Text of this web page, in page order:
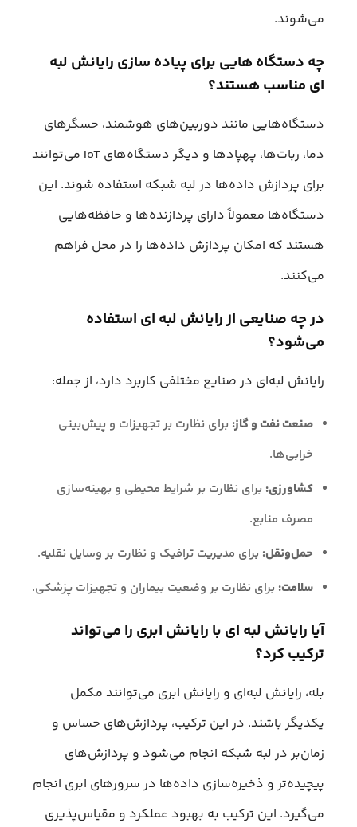
می‌شوند.
چه دستگاه هایی برای پیاده سازی رایانش لبه
ای مناسب هستند؟
دستگاه‌هایی مانند دوربین‌های هوشمند، حسگرهای
دما، ربات‌ها، پهپادها و دیگر دستگاه‌های IoT می‌توانند
برای پردازش داده‌ها در لبه شبکه استفاده شوند. این
دستگاه‌ها معمولاً دارای پردازنده‌ها و حافظه‌هایی
هستند که امکان پردازش داده‌ها را در محل فراهم
می‌کنند.
در چه صنایعی از رایانش لبه ای استفاده
می‌شود؟
رایانش لبه‌ای در صنایع مختلفی کاربرد دارد، از جمله:
صنعت نفت و گاز: برای نظارت بر تجهیزات و پیش‌بینی
خرابی‌ها.
کشاورزی: برای نظارت بر شرایط محیطی و بهینه‌سازی
مصرف منابع.
حمل‌ونقل: برای مدیریت ترافیک و نظارت بر وسایل نقلیه.
سلامت: برای نظارت بر وضعیت بیماران و تجهیزات پزشکی.
آیا رایانش لبه ای با رایانش ابری را می‌تواند
ترکیب کرد؟
بله، رایانش لبه‌ای و رایانش ابری می‌توانند مکمل
یکدیگر باشند. در این ترکیب، پردازش‌های حساس و
زمان‌بر در لبه شبکه انجام می‌شود و پردازش‌های
پیچیده‌تر و ذخیره‌سازی داده‌ها در سرورهای ابری انجام
می‌گیرد. این ترکیب به بهبود عملکرد و مقیاس‌پذیری